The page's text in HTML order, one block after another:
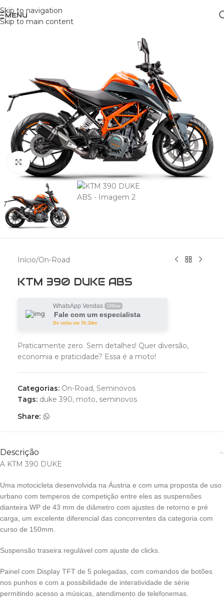
Skip to navigation
Skip to main content
MENU
Clique para ampliar
Início/On-Road
KTM 390 DUKE ABS
WhatsApp Vendas Offline
Fale com um especialista
De volta em 7h:34m
Praticamente zero. Sem detalhes! Quer diversão,
economia e praticidade? Essa é a moto!
Categorias: On-Road, Seminovos
Tags: duke 390, moto, seminovos
Share:
Descrição
A KTM 390 DUKE
Uma motocicleta desenvolvida na Áustria e com uma proposta de uso
urbano com temperos de competição entre eles as suspensões
dianteira WP de 43 mm de diâmetro com ajustes de retorno e pré
carga, um excelente diferencial das concorrentes da categoria com
curso de 150mm.
Suspensão traseira regulável com ajuste de clicks.
Painel com Display TFT de 5 polegadas, com comandos de botões
nos punhos e com a possibilidade de interatividade de série
permitindo acesso a músicas, atendimento de telefonemas.